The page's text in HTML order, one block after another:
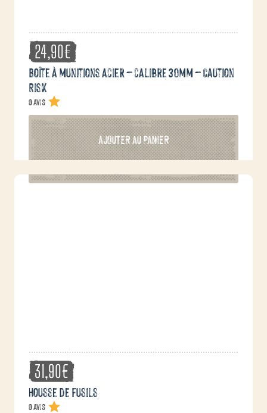
24,90€
Boîte à munitions acier – calibre 30mm – Caution
Risk
0 avis
AJOUTER AU PANIER
31,90€
Housse de fusils
0 avis